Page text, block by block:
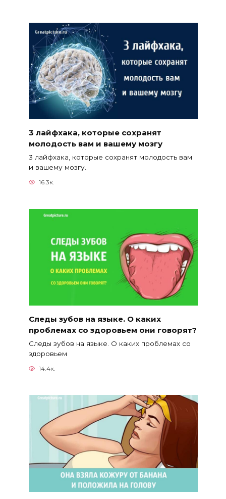
3 лайфхака, которые сохранят
молодость вам и вашему мозгу
3 лайфхака, которые сохранят молодость вам
и вашему мозгу.
16.3к.
Следы зубов на языке. О каких
проблемах со здоровьем они говорят?
Следы зубов на языке. О каких проблемах со
здоровьем
14.4к.